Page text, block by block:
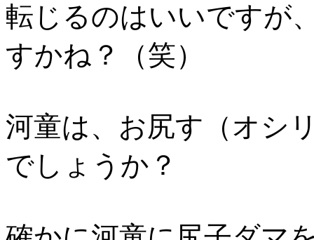
転じるのはいいですが
すかね？（笑）
河童は、お尻す（オシ
でしょうか？